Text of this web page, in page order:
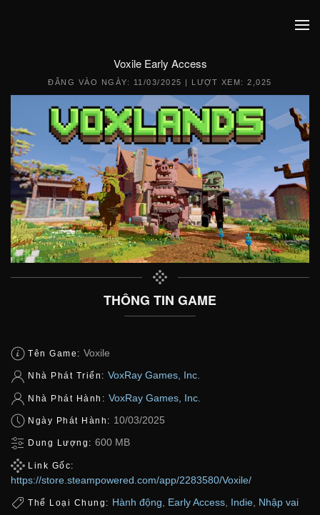
Voxile Early Access
ĐĂNG VÀO NGÀY: 11/03/2025 | LƯỢT XEM: 2,025
THÔNG TIN GAME
Tên Game: Voxile
Nhà Phát Triển: VoxRay Games, Inc.
Nhà Phát Hành: VoxRay Games, Inc.
Ngày Phát Hành: 10/03/2025
Dung Lượng: 600 MB
Link Gốc:
https://store.steampowered.com/app/2283580/Voxile/
Thể Loại Chung: Hành động Early Access Indie Nhập vai